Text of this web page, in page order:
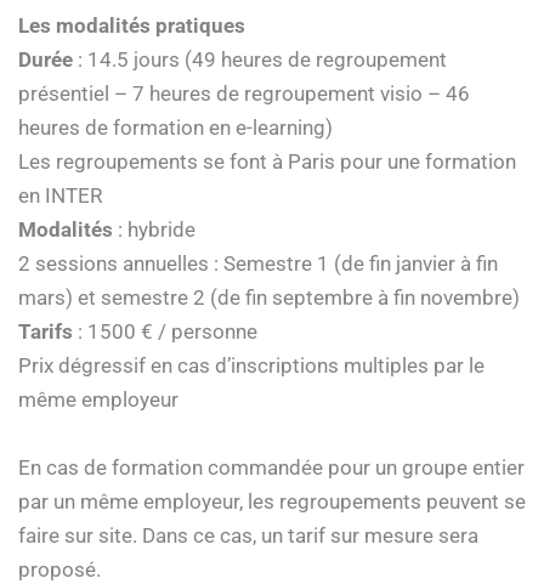
Les modalités pratiques
Durée : 14.5 jours (49 heures de regroupement
présentiel – 7 heures de regroupement visio – 46
heures de formation en e-learning)
Les regroupements se font à Paris pour une formation
en INTER
Modalités : hybride
2 sessions annuelles : Semestre 1 (de fin janvier à fin
mars) et semestre 2 (de fin septembre à fin novembre)
Tarifs : 1500 € / personne
Prix dégressif en cas d’inscriptions multiples par le
même employeur
En cas de formation commandée pour un groupe entier
par un même employeur, les regroupements peuvent se
faire sur site. Dans ce cas, un tarif sur mesure sera
proposé.